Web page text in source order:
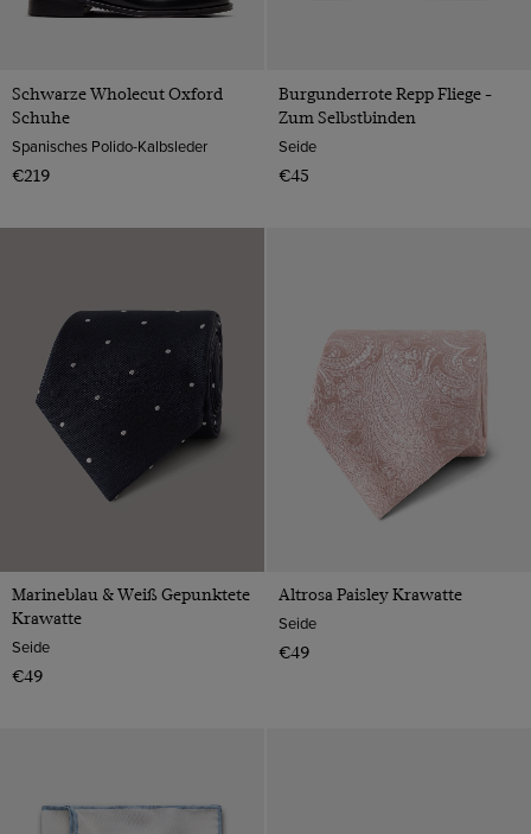
Schwarze Wholecut Oxford
Schuhe
Spanisches Polido-Kalbsleder
€219
Burgunderrote Repp Fliege -
Zum Selbstbinden
Seide
€45
Marineblau & Weiß Gepunktete
Krawatte
Seide
€49
Altrosa Paisley Krawatte
Seide
€49